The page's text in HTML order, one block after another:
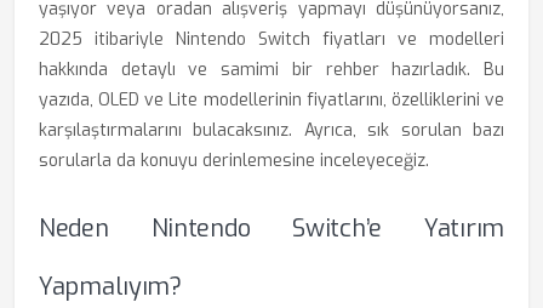
yaşıyor veya oradan alışveriş yapmayı düşünüyorsanız,
2025 itibariyle Nintendo Switch fiyatları ve modelleri
hakkında detaylı ve samimi bir rehber hazırladık. Bu
yazıda, OLED ve Lite modellerinin fiyatlarını, özelliklerini ve
karşılaştırmalarını bulacaksınız. Ayrıca, sık sorulan bazı
sorularla da konuyu derinlemesine inceleyeceğiz.
Neden Nintendo Switch’e Yatırım
Yapmalıyım?